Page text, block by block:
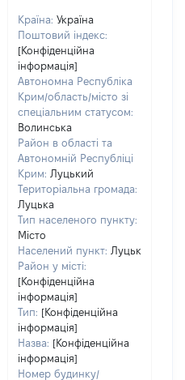
Країна: Україна
Поштовий індекс:
[Конфіденційна
інформація]
Автономна Республіка
Крим/область/місто зі
спеціальним статусом:
Волинська
Район в області та
Автономній Республіці
Крим: Луцький
Територіальна громада:
Луцька
Тип населеного пункту:
Місто
Населений пункт: Луцьк
Район у місті:
[Конфіденційна
інформація]
Тип: [Конфіденційна
інформація]
Назва: [Конфіденційна
інформація]
Номер будинку/